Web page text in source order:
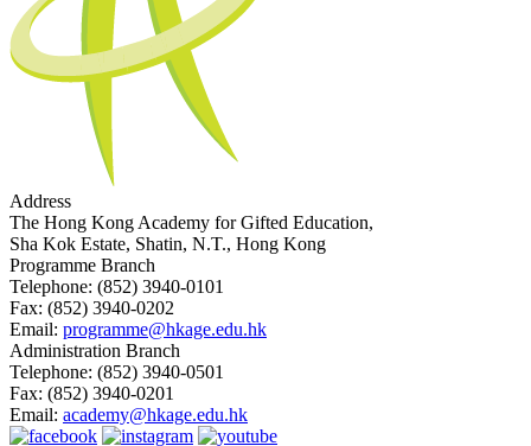
Address
The Hong Kong Academy for Gifted Education,
Sha Kok Estate, Shatin, N.T., Hong Kong
Programme Branch
Telephone: (852) 3940-0101
Fax: (852) 3940-0202
Email: programme@hkage.edu.hk
Administration Branch
Telephone: (852) 3940-0501
Fax: (852) 3940-0201
Email: academy@hkage.edu.hk